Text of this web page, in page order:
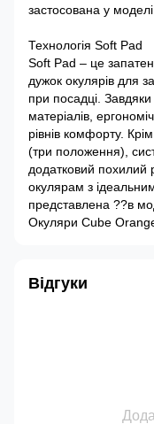
застосована у
Технологія Soft Pad
Soft Pad – це
дужок окулярів для
при посадці.
матеріалів,
рівнів комфорту.
(три положення),
додатковий похилий
окулярам з
представлена ??в
Окуляри Cube
Відгуки